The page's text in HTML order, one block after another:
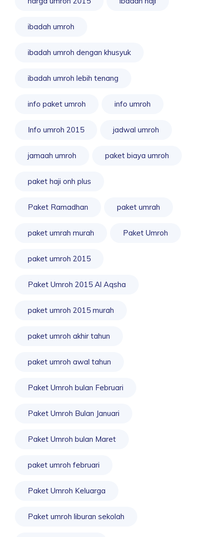
ibadah umroh
ibadah umroh dengan khusyuk
ibadah umroh lebih tenang
info paket umroh info umroh
Info umroh 2015 jadwal umroh
jamaah umroh paket biaya umroh
paket haji onh plus
Paket Ramadhan paket umrah
paket umrah murah Paket Umroh
paket umroh 2015
Paket Umroh 2015 Al Aqsha
paket umroh 2015 murah
paket umroh akhir tahun
paket umroh awal tahun
Paket Umroh bulan Februari
Paket Umroh Bulan Januari
Paket Umroh bulan Maret
paket umroh februari
Paket Umroh Keluarga
Paket umroh liburan sekolah